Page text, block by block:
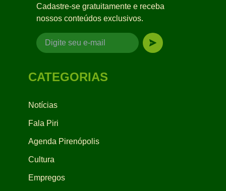
Cadastre-se gratuitamente e receba
nossos conteúdos exclusivos.
CATEGORIAS
Notícias
Fala Piri
Agenda Pirenópolis
Cultura
Empregos